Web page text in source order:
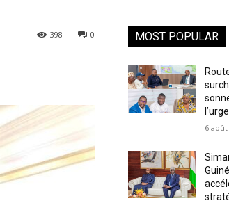
0
398 MOST POPULAR
6 août